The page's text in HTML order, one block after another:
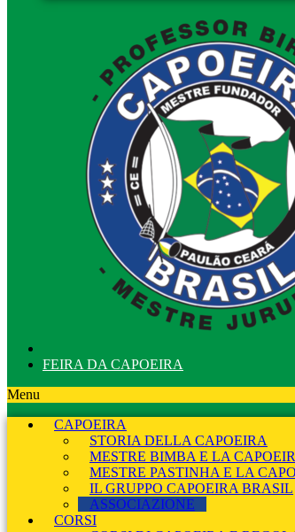
FEIRA DA CAPOEIRA
Menu
CAPOEIRA
STORIA DELLA CAPOEIRA
MESTRE BIMBA E LA
MESTRE PASTINHA E LA
IL GRUPPO CAPOEIRA BRASIL
ASSOCIAZIONE
CORSI